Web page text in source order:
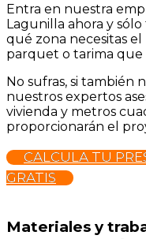
Entra en nuestra
Lagunilla ahora y
qué zona necesitas
parquet o tarima que
No sufras, si también
nuestros expertos
vivienda y metros
proporcionarán el
CALCULA TU
GRATIS
Materiales y